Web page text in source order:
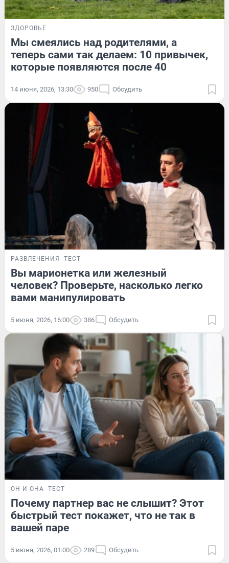
ЗДОРОВЬЕ
Мы смеялись над родителями, а
теперь сами так делаем: 10 привычек,
которые появляются после 40
14 июня, 2026, 13:30 950 Обсудить
РАЗВЛЕЧЕНИЯ ТЕСТ
Вы марионетка или железный
человек? Проверьте, насколько легко
вами манипулировать
5 июня, 2026, 16:00 386 Обсудить
ОН И ОНА ТЕСТ
Почему партнер вас не слышит? Этот
быстрый тест покажет, что не так в
вашей паре
5 июня, 2026, 01:00 289 Обсудить